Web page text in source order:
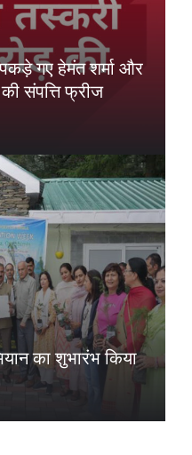
गए हेमंत शर्मा और
संपत्ति फ्रीज
का शुभारंभ किया